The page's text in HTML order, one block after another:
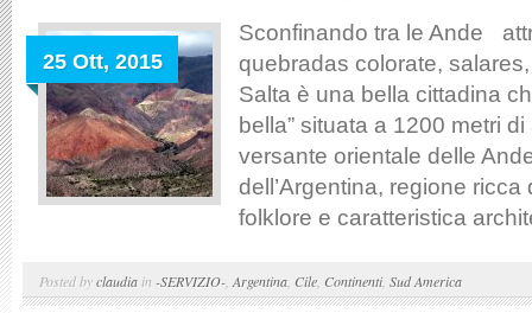
25 Ott, 2015
Sconfinando tra le Ande
quebradas colorate,
Salta è una bella cittadina
bella” situata a 1200 metri
versante orientale delle
dell’Argentina, regione ricca
folklore e caratteristica
Posted byclaudia in -SERVIZIO- Argentina Cile Continenti, Sud America